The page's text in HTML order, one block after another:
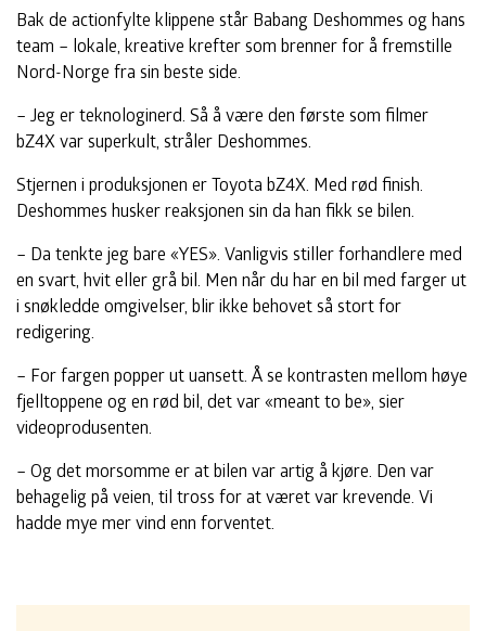
Bak de actionfylte klippene står Babang Deshommes og hans
team – lokale, kreative krefter som brenner for å fremstille
Nord-Norge fra sin beste side.
– Jeg er teknologinerd. Så å være den første som filmer
bZ4X var superkult, stråler Deshommes.
Stjernen i produksjonen er Toyota bZ4X. Med rød finish.
Deshommes husker reaksjonen sin da han fikk se bilen.
– Da tenkte jeg bare «YES». Vanligvis stiller forhandlere med
en svart, hvit eller grå bil. Men når du har en bil med farger ut
i snøkledde omgivelser, blir ikke behovet så stort for
redigering.
– For fargen popper ut uansett. Å se kontrasten mellom høye
fjelltoppene og en rød bil, det var «meant to be», sier
videoprodusenten.
– Og det morsomme er at bilen var artig å kjøre. Den var
behagelig på veien, til tross for at været var krevende. Vi
hadde mye mer vind enn forventet.